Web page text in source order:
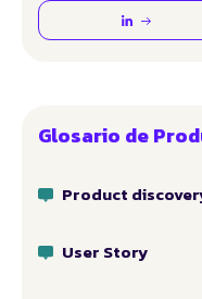
Glosario de
Product
User Story